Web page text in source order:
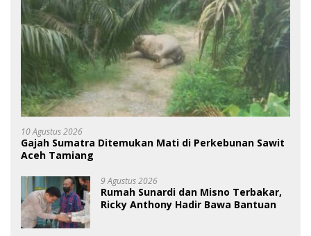
10 Agustus 2026
Gajah Sumatra Ditemukan Mati di Perkebunan Sawit
Aceh Tamiang
9 Agustus 2026
Rumah Sunardi dan Misno Terbakar,
Ricky Anthony Hadir Bawa Bantuan